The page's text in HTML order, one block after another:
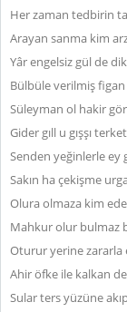
Her zaman tedbirin
Arayan sanma kim
Yâr engelsiz gül de
Bülbüle verilmiş
Süleyman ol hakir
Gider gıll u gışşı
Senden yeğinlerle ey
Sakın ha çekişme
Olura olmaza kim
Mahkur olur bulmaz
Oturur yerine zararla
Ahir öfke ile kalkan
Sular ters yüzüne